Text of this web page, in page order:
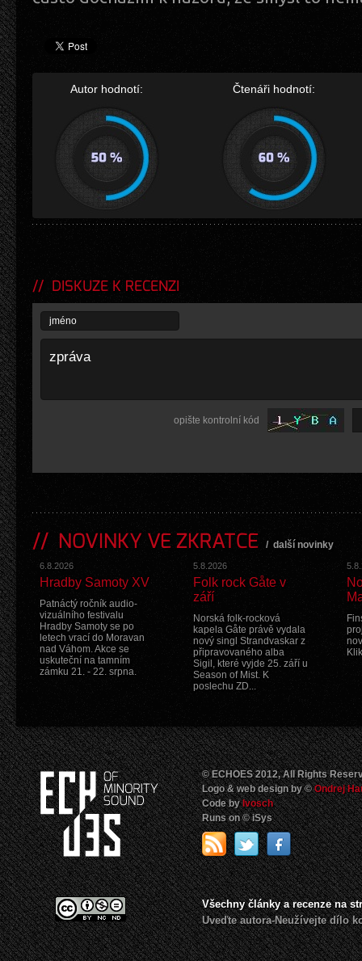
Autor hodnotí: Čtenáři hodnotí:
DISKUZE K RECENZI
opište kontrolní kód
NOVINKY VE ZKRATCE / další novinky
6.8.2026
Hradby Samoty XV
Patnáctý ročník audio-
vizuálního festivalu
Hradby Samoty se po
letech vrací do Moravan
nad Váhom. Akce se
uskuteční na tamním
zámku 21. - 22. srpna.
5.8.2026
Folk rock Gåte v
září
Norská folk-rocková
kapela Gåte právě vydala
nový singl Strandvaskar z
připravovaného alba
Sigil, které vyjde 25. září u
Season of Mist. K
poslechu ZD...
© ECHOES 2012, All Rights
Logo & web design by ©Ondrej
Code byIvosch
Runs on © iSys
Všechny články a recenze na
Uveďte autora-Neužívejte dílo